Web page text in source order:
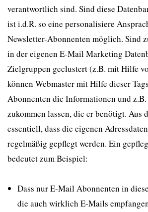
verantwortlich sind. Sind diese
ist i.d.R. so eine personalisiere
Newsletter-Abonnenten möglich. Sind
in der eigenen E-Mail Marketing
Zielgruppen geclustert (z.B. mit Hilfe
können Webmaster mit Hilfe dieser
Abonnenten die Informationen und
zukommen lassen, die er benötigt. Aus
essentiell, dass die eigenen
regelmäßig gepflegt werden. Ein
bedeutet zum Beispiel:
Dass nur E-Mail Abonnenten in
die auch wirklich E-Mails